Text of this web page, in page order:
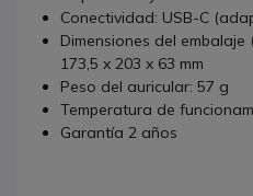
Conectividad: USB-C
Dimensiones del
173,5 x 203 x 63 mm
Peso del auricular: 57 g
Temperatura de
Garantía 2 años